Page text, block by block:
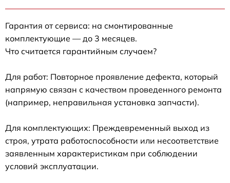
Гарантия от сервиса: на смонтированные
комплектующие — до 3 месяцев.
Что считается гарантийным случаем?
Для работ: Повторное проявление дефекта, который
напрямую связан с качеством проведенного ремонта
(например, неправильная установка запчасти).
Для комплектующих: Преждевременный выход из
строя, утрата работоспособности или несоответствие
заявленным характеристикам при соблюдении
условий эксплуатации.